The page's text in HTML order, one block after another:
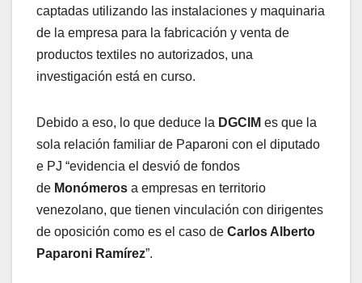
captadas utilizando las instalaciones y maquinaria
de la empresa para la fabricación y venta de
productos textiles no autorizados, una
investigación está en curso.
Debido a eso, lo que deduce la DGCIM es que la
sola relación familiar de Paparoni con el diputado
e PJ “evidencia el desvió de fondos
de Monómeros a empresas en territorio
venezolano, que tienen vinculación con dirigentes
de oposición como es el caso de Carlos Alberto
Paparoni Ramírez”.